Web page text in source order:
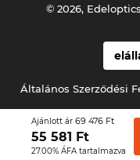
Ajánlott ár 69 476 Ft
55 581 Ft
27.00% ÁFA tartalmazva
Általános Szerződési
© 2026,